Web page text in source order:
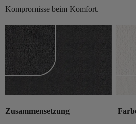
Kompromisse beim Komfort.
Zusammensetzung